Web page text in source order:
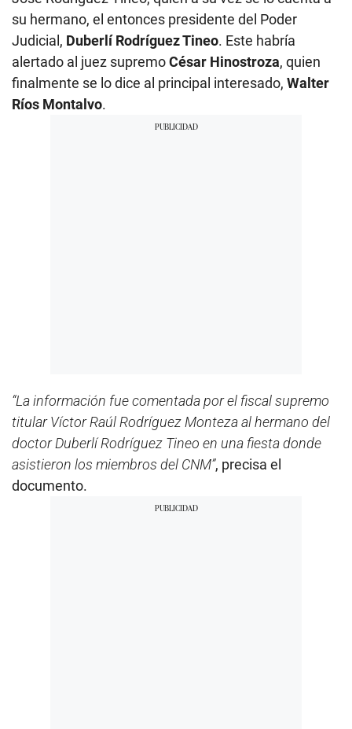
su hermano, el entonces presidente del Poder
Judicial, Duberlí Rodríguez Tineo. Este habría
alertado al juez supremoCésar Hinostroza, quien
finalmente se lo dice al principal interesado, Walter
Ríos Montalvo.
“La información fue comentada por el fiscal supremo
titular Víctor Raúl Rodríguez Monteza al hermano del
doctor Duberlí Rodríguez Tineo en una fiesta donde
asistieron los miembros del CNM”, precisa el
documento.